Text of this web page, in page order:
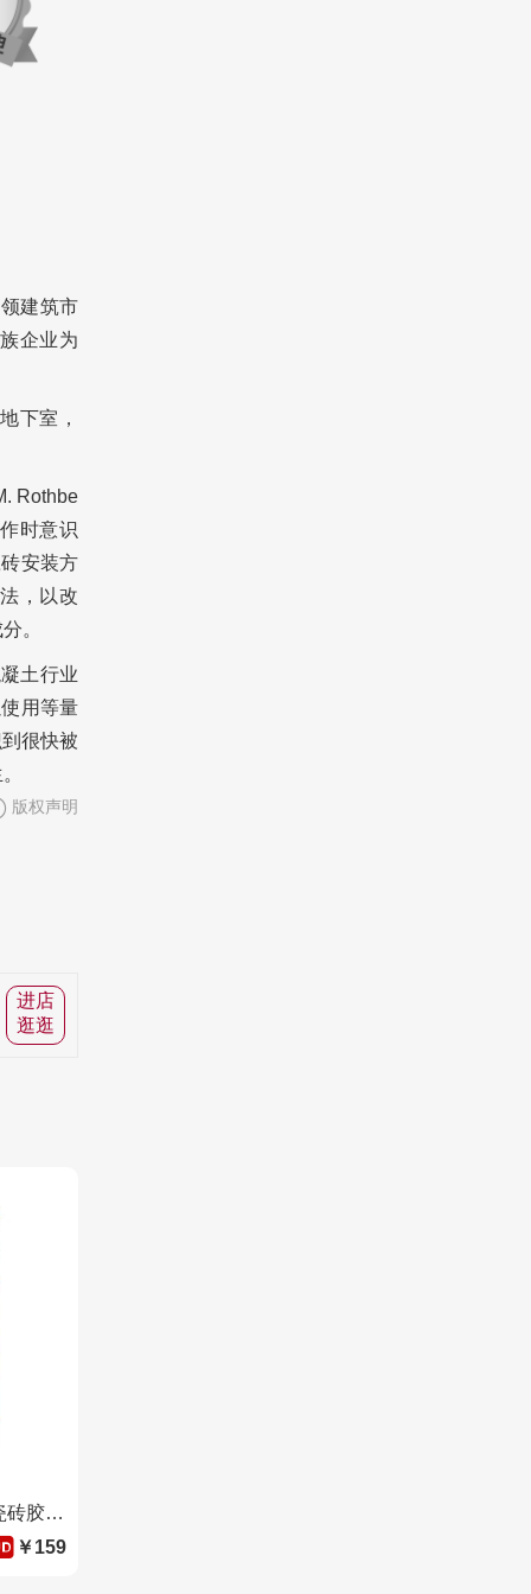
建筑市
企业为
下室，
Rothbe
时意识
安装方
，以改
。
土行业
用等量
很快被
版权声明
进店
逛逛
雷帝C2TE等级陶瓷大板强力瓷砖胶黏剂环保抗开裂玻化砖岩板上墙抗滑移 更多颜色咨询客服
￥159